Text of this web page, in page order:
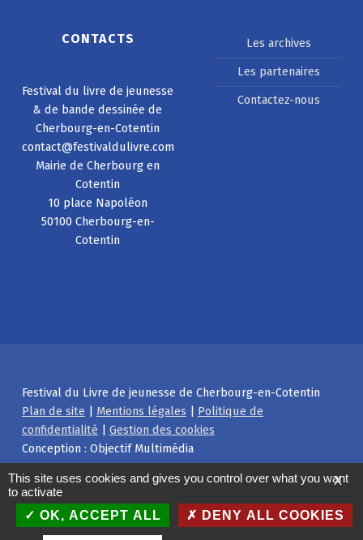
CONTACTS
Festival du livre de jeunesse
& de bande dessinée de
Cherbourg-en-Cotentin
contact@festivaldulivre.com
Mairie de Cherbourg en
Cotentin
10 place Napoléon
50100 Cherbourg-en-
Cotentin
Les archives
Les partenaires
Contactez-nous
Festival du Livre de jeunesse de Cherbourg-en-Cotentin
Plan de site | Mentions légales | Politique de
confidentialité | Gestion des cookies
Conception : Objectif Multimédia
Facebook
Instagram
Back to top ↑ X
This site uses cookies and gives you control over what you want
to activate
OK, ACCEPT ALL
DENY ALL COOKIES